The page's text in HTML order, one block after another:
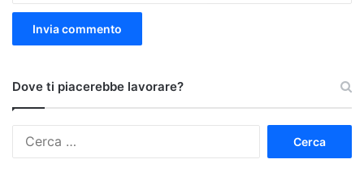
Dove ti piacerebbe lavorare?